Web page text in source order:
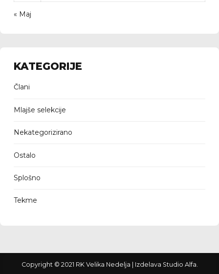
« Maj
KATEGORIJE
Člani
Mlajše selekcije
Nekategorizirano
Ostalo
Splošno
Tekme
Copyright © 2021 RK Velika Nedelja | Izdelava Studio Alfa.